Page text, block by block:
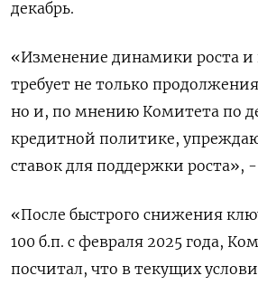
декабрь.
«Изменение динамики роста
требует не только
но и, по мнению Комитета по
кредитной политике,
ставок для поддержки роста»,
«После быстрого снижения
100 б.п. с февраля 2025 года,
посчитал, что в текущих